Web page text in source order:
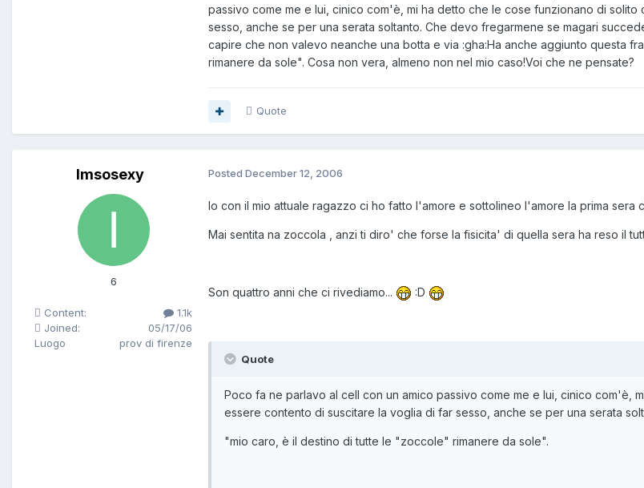
passivo come me e lui, cinico com'è, mi ha detto che le cose funzionano di
sesso, anche se per una serata soltanto. Che devo fregarmene se magari
capire che non valevo neanche una botta e via :gha:Ha anche aggiunto questa
rimanere da sole". Cosa non vera, almeno non nel mio caso!Voi che ne pensate?
Quote
Imsosexy
6
Content:
1.1k
Joined:
05/17/06
Luogo
prov di firenze
Posted December 12, 2006
Io con il mio attuale ragazzo ci ho fatto l'amore e sottolineo l'amore la prima sera
Mai sentita na zoccola , anzi ti diro' che forse la fisicita' di quella sera ha reso il
Son quattro anni che ci rivediamo... :D
Quote
Poco fa ne parlavo al cell con un amico passivo come me e lui, cinico
essere contento di suscitare la voglia di far sesso, anche se per una serata
"mio caro, è il destino di tutte le "zoccole" rimanere da sole".